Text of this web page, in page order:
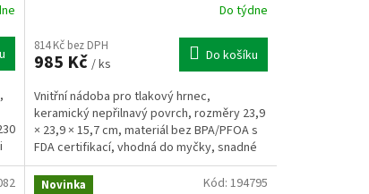
Do týdne
814 Kč bez DPH
985 Kč / ks Do košíku
Vnitřní nádoba pro tlakový hrnec,
keramický nepřilnavý povrch, rozměry 23,9
× 23,9 × 15,7 cm, materiál bez BPA/PFOA s
FDA certifikací, vhodná do myčky, snadné
čištění.
Novinka Kód: 194795